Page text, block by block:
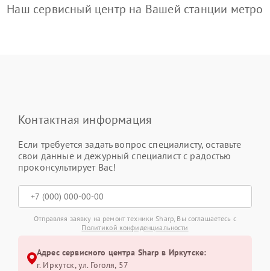
Наш сервисный центр на Вашей станции метро
Контактная информация
Если требуется задать вопрос специалисту, оставьте
свои данные и дежурный специалист с радостью
проконсультирует Вас!
Отправляя заявку на ремонт техники Sharp, Вы соглашаетесь с
Политикой конфиденциальности
Адрес сервисного центра Sharp в Иркутске:
г. Иркутск, ул. ​Гоголя, 57